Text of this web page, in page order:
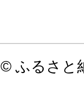
© ふるさと